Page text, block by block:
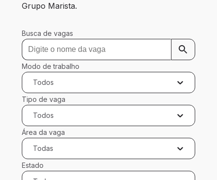
Grupo Marista.
Busca de vagas
Modo de trabalho
Todos
Tipo de vaga
Todos
Área da vaga
Todas
Estado